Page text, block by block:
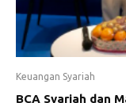
Keuangan Syariah
BCA Syariah dan